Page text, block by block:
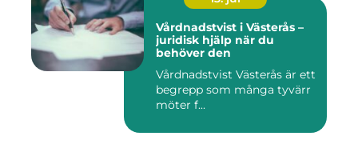
Vårdnadstvist i Västerås –
juridisk hjälp när du
behöver den
Vårdnadstvist Västerås är ett
begrepp som många tyvärr
möter f...